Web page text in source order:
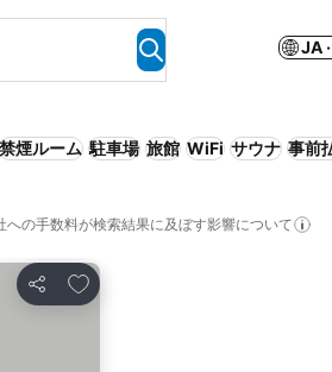
JA
禁煙ルーム 駐車場 旅館 WiFi サウナ 事前
への手数料が検索結果に及ぼす影響について
シェア
お気に入りに追加